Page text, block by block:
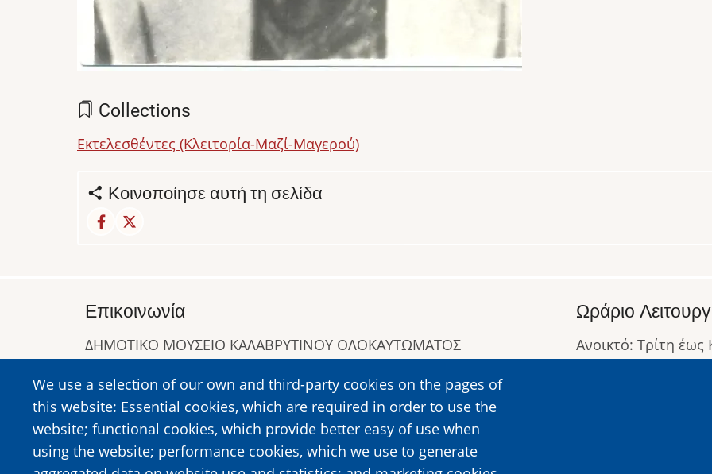
Collections
Εκτελεσθέντες (Κλειτορία-Μαζί-Μαγερού)
Κοινοποίησε αυτή τη σελίδα
We use a selection of our own and third-party cookies on the pages of
this website: Essential cookies, which are required in order to use the
website; functional cookies, which provide better easy of use when
using the website; performance cookies, which we use to generate
Επικοινωνία
ΔΗΜΟΤΙΚΟ ΜΟΥΣΕΙΟ ΚΑΛΑΒΡΥΤΙΝΟΥ ΟΛΟΚΑΥΤΩΜΑΤΟΣ
Τηλ:2692023646, 2692360220
https://www.dmko.gr || info@dmko.gr
Ωράριο
Ανοικτό: Τρίτη έως